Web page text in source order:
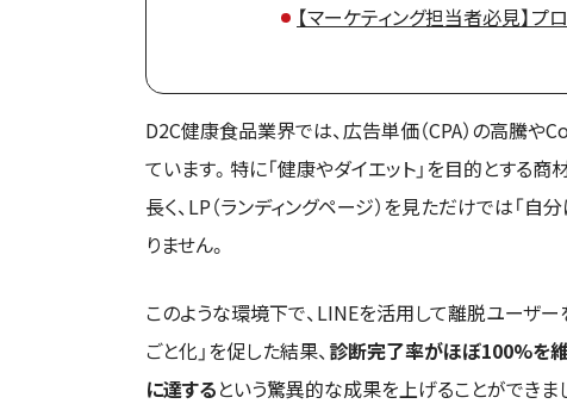
【マーケティング担当者必見】
D2C健康食品業界では、広告単価（CPA）の高騰
ています。特に「健康やダイエット」を目的とする
長く、LP（ランディングページ）を見ただけでは「
りません。
このような環境下で、LINEを活用して離脱ユーザー
ごと化」を促した結果、診断完了率がほぼ100%を
に達するという驚異的な成果を上げることができま